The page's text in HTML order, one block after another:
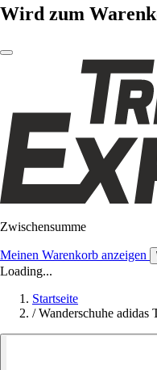
Wird zum
Zwischensumme
Meinen Warenkorb anzeigen
Loading...
Startseite
/ Wanderschuhe adidas